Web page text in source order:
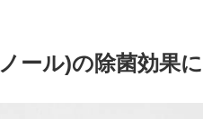
ール)の除菌効果